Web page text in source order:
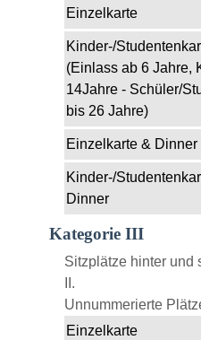
Einzelkarte
Kinder-/
(Einlass ab 6 Jahre,
14Jahre - Schüler/
bis 26 Jahre)
Einzelkarte & Dinner
Kinder-/
Dinner
Kategorie III
Sitzplätze hinter und
II.
Unnummerierte
Einzelkarte